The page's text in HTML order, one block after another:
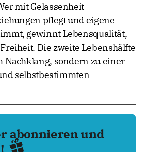
mit Gelassenheit
pflegt und eigene
gewinnt Lebensqualität,
Die zweite Lebenshälfte
Nachklang, sondern zu einer
selbstbestimmten
abonnieren und